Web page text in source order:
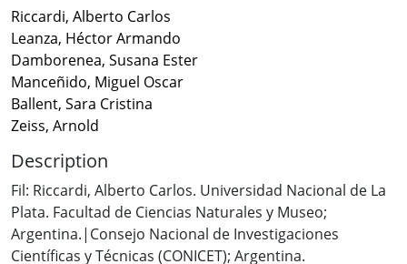
Riccardi, Alberto Carlos
Leanza, Héctor Armando
Damborenea, Susana Ester
Manceñido, Miguel Oscar
Ballent, Sara Cristina
Zeiss, Arnold
Description
Fil: Riccardi, Alberto Carlos. Universidad Nacional de La
Plata. Facultad de Ciencias Naturales y Museo;
Argentina.|Consejo Nacional de Investigaciones
Científicas y Técnicas (CONICET); Argentina.